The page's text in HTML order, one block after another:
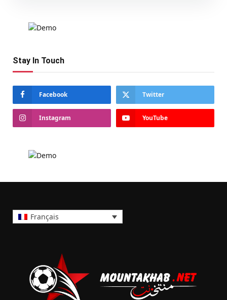
Stay In Touch
Facebook Twitter
Instagram YouTube
Français